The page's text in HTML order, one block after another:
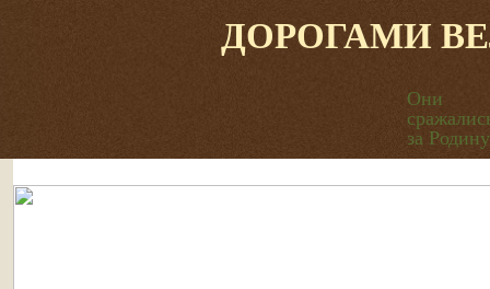
ДОРОГАМИ
Они
за Родину